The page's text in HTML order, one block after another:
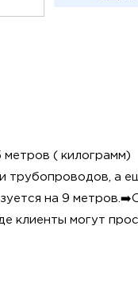
метров ( килограмм)
трубопроводов, а
на 9
клиенты могут
организации 12